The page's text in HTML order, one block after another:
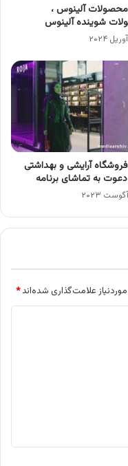
آلینوس ،
شوینده آلینوس
آرایشی و بهداشتی
دعوت به تماشای برنامه
علامت‌گذاری شده‌اند*